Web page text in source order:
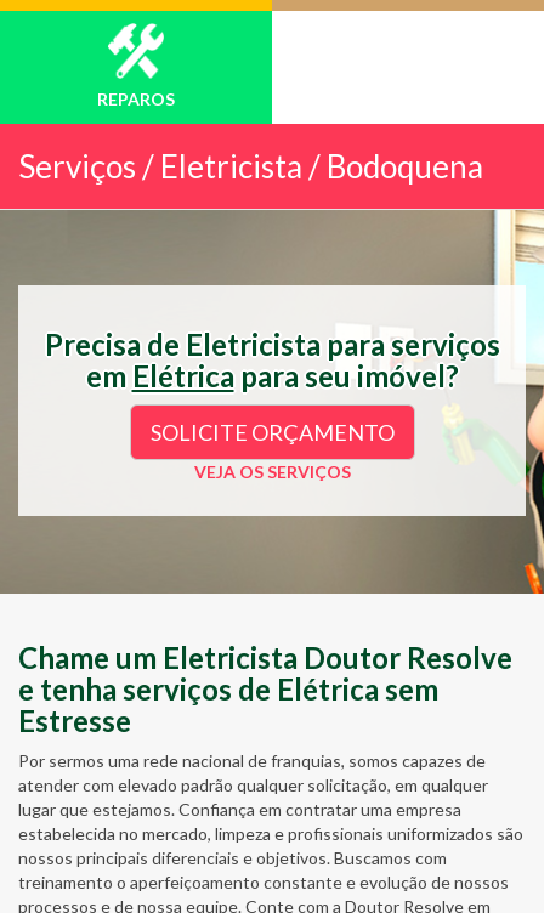
REPAROS
Serviços / Eletricista / Bodoquena
Precisa de Eletricista para serviços
em Elétrica para seu imóvel?
SOLICITE ORÇAMENTO
VEJA OS SERVIÇOS
Chame um Eletricista Doutor Resolve
e tenha serviços de Elétrica sem
Estresse
Por sermos uma rede nacional de franquias, somos capazes de
atender com elevado padrão qualquer solicitação, em qualquer
lugar que estejamos. Confiança em contratar uma empresa
estabelecida no mercado, limpeza e profissionais uniformizados são
nossos principais diferenciais e objetivos. Buscamos com
treinamento o aperfeiçoamento constante e evolução de nossos
processos e de nossa equipe. Conte com a Doutor Resolve em